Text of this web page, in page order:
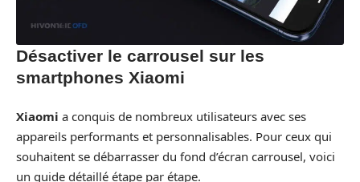
Désactiver le carrousel sur les
smartphones Xiaomi
Xiaomi a conquis de nombreux utilisateurs avec ses
appareils performants et personnalisables. Pour ceux qui
souhaitent se débarrasser du fond d’écran carrousel, voici
un guide détaillé étape par étape.